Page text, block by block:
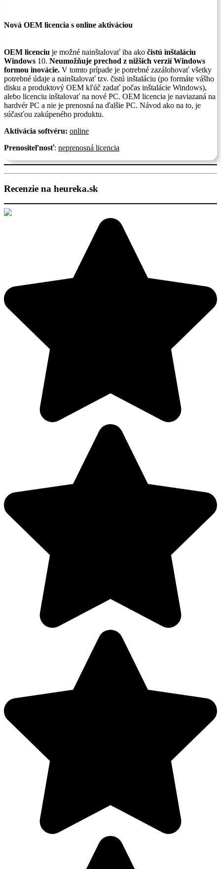
Nová OEM licencia s online aktiváciou
OEM licenciu je možné nainštalovať iba ako čistú inštaláciu
Windows 10. Neumožňuje prechod z nižších verzií Windows
formou inovácie. V tomto prípade je potrebné zazálohovať všetky
potrebné údaje a nainštalovať tzv. čistú inštaláciu (po formáte vášho
disku a produktový OEM kľúč zadať počas inštalácie Windows),
alebo licenciu inštalovať na nové PC. OEM licencia je naviazaná na
hardvér PC a nie je prenosná na ďalšie PC. Návod ako na to, je
súčasťou zakúpeného produktu.
Aktivácia softvéru: online
Prenositeľnosť: neprenosná licencia
Recenzie na heureka.sk